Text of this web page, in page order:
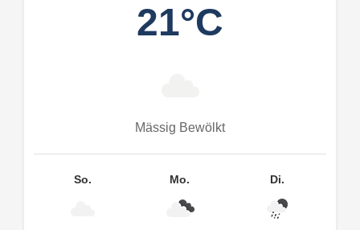
21°C
Mässig Bewölkt
So. Mo. Di.